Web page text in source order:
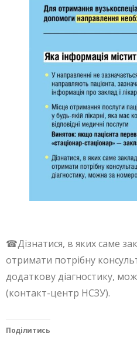
☎Дізнатися, в яких саме
отримати потрібну
додаткову діагностику,
(контакт-центр НСЗУ).
Поділитись